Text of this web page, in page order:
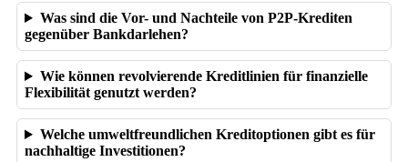
Was sind die Vor- und Nachteile von P2P-Krediten
gegenüber Bankdarlehen?
Wie können revolvierende Kreditlinien für finanzielle
Flexibilität genutzt werden?
Welche umweltfreundlichen Kreditoptionen gibt es für
nachhaltige Investitionen?